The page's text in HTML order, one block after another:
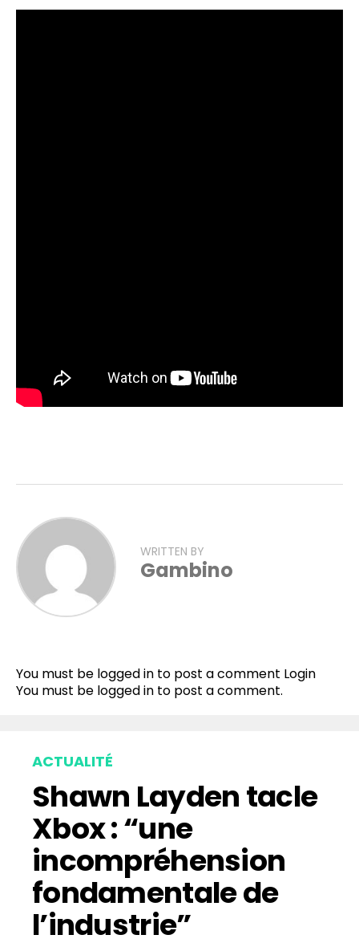
WRITTEN BY
Gambino
You must be logged in to post a comment Login
You must be logged in to post a comment.
ACTUALITÉ
Shawn Layden tacle
Xbox : “une
incompréhension
fondamentale de
l’industrie”